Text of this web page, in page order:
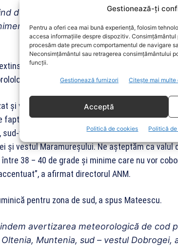
Gestionează-ți
Pentru a oferi cea mai bună experiență, folosim
accesa informațiile despre dispozitiv.
procesăm date precum comportamentul de navigare
Neconsimțământul sau retragerea consimțământului
funcții.
Gestionează furnizori Citește mai multe
Acceptă
Politică de cookies Politică
de natură minoră, pentru că așa cum
care pare minor poate să crească
duminică şi în sudul ţării, a declarat vineri
Elena Mateescu, în cadrul
şi va fi emisă la ora 10 avertizarea
faptul că astăzi şi mâine rămânem pe
vest a ţării, respectiv, Banat, Crişana, sudul
şi vestul Maramureşului. Ne aşteptăm ca valul
38 – 40 de grade şi minime care nu vor
a afirmat directorul ANM.
pentru zona de sud, a spus Mateescu.
avertizarea meteorologică de cod
Muntenia, sud – vestul Dobrogei,